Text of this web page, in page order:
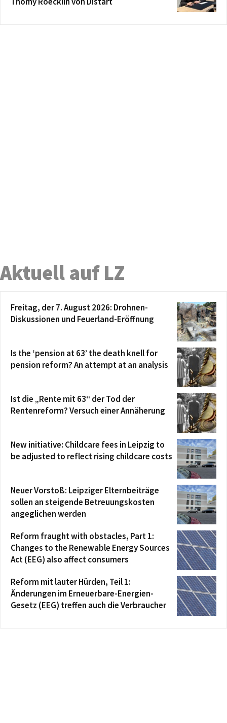
Aktuell auf LZ
Freitag, der 7. August 2026: Drohnen-
Diskussionen und Feuerland-Eröffnung
Is the ‘pension at 63’ the death knell for
pension reform? An attempt at an analysis
Ist die „Rente mit 63“ der Tod der
Rentenreform? Versuch einer Annäherung
New initiative: Childcare fees in Leipzig to
be adjusted to reflect rising childcare costs
Neuer Vorstoß: Leipziger Elternbeiträge
sollen an steigende Betreuungskosten
angeglichen werden
Reform fraught with obstacles, Part 1:
Changes to the Renewable Energy Sources
Act (EEG) also affect consumers
Reform mit lauter Hürden, Teil 1:
Änderungen im Erneuerbare-Energien-
Gesetz (EEG) treffen auch die Verbraucher